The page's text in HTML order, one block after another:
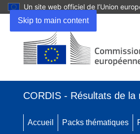
Skip to main content
Un site web officiel de l’Union
une
fenêtre)
CORDIS - Résultats de la
Accueil Packs thématiques